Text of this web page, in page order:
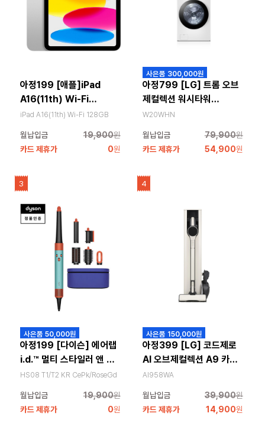
아정199 [애플]iPad
A16(11th) Wi-Fi
128GB (재고확인 후 주문
iPad A16(11th) Wi-Fi 128GB
월납입금 19,900원
카드 제휴가
0원
사은품 300,000원
아정799 [LG] 트롬 오브
제컬렉션 워시타워
24kg+20kg 릴리화이트
W20WHN
월납입금 79,900원
카드 제휴가
54,900원
3
사은품 50,000원
아정199 [다이슨] 에어랩
i.d.™ 멀티 스타일러 앤 드
라이어(재고확인필요)
HS08 T1/T2 KR CePk/RoseGd
월납입금 19,900원
카드 제휴가
0원
4
사은품 150,000원
아정399 [LG] 코드제로
AI 오브제컬렉션 A9 카밍
베이지
AI958WA
월납입금 39,900원
카드 제휴가
14,900원